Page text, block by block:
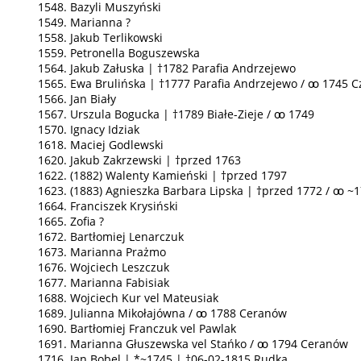
1548. Bazyli Muszyński
1549. Marianna ?
1558. Jakub Terlikowski
1559. Petronella Boguszewska
1564. Jakub Załuska | †1782 Parafia Andrzejewo
1565. Ewa Brulińska | †1777 Parafia Andrzejewo / ꚙ 1745
1566. Jan Biały
1567. Urszula Bogucka | †1789 Białe-Zieje / ꚙ 1749
1570. Ignacy Idziak
1618. Maciej Godlewski
1620. Jakub Zakrzewski | †przed 1763
1622. (1882) Walenty Kamieński | †przed 1797
1623. (1883) Agnieszka Barbara Lipska | †przed 1772 / ꚙ
1664. Franciszek Krysiński
1665. Zofia ?
1672. Bartłomiej Lenarczuk
1673. Marianna Prażmo
1676. Wojciech Leszczuk
1677. Marianna Fabisiak
1688. Wojciech Kur vel Mateusiak
1689. Julianna Mikołajówna / ꚙ 1788 Ceranów
1690. Bartłomiej Franczuk vel Pawlak
1691. Marianna Głuszewska vel Stańko / ꚙ 1794 Ceranów